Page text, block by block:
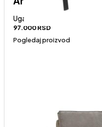
Ugaone garniture
97.000RSD
Pogledaj proizvod